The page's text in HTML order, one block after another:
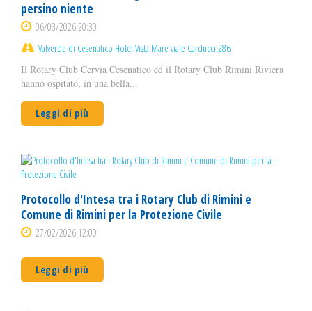
persino niente
06/03/2026 20:30
Valverde di Cesenatico Hotel Vista Mare viale Carducci 286
Il Rotary Club Cervia Cesenatico ed il Rotary Club Rimini Riviera
hanno ospitato, in una bella...
Leggi di più
Protocollo d'Intesa tra i Rotary Club di Rimini e
Comune di Rimini per la Protezione Civile
27/02/2026 12:00
Leggi di più